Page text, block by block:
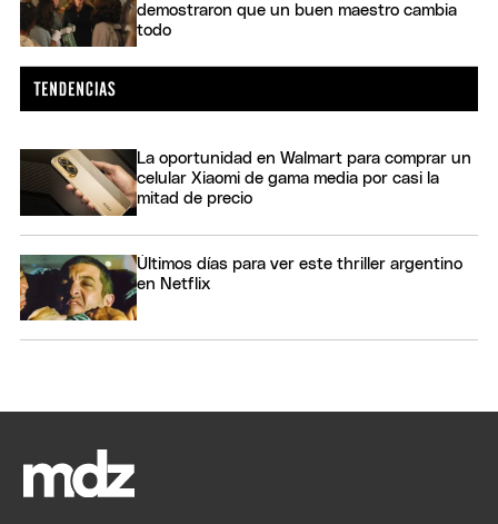
demostraron que un buen maestro cambia
todo
La oportunidad en Walmart para comprar un
celular Xiaomi de gama media por casi la
mitad de precio
Últimos días para ver este thriller argentino
en Netflix